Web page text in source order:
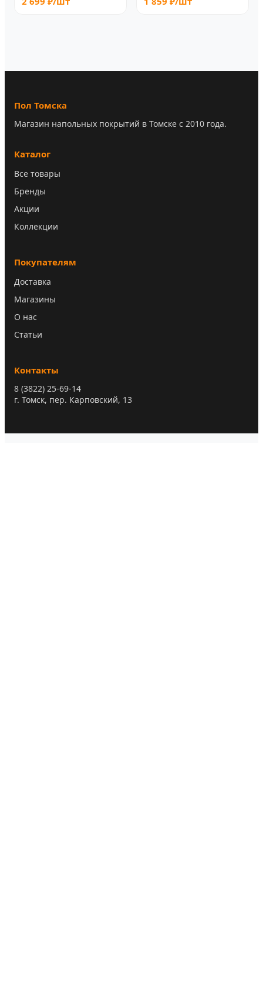
Пол Томска
Магазин напольных покрытий в Томске с 2010 года.
Каталог
Все товары
Бренды
Акции
Коллекции
Покупателям
Доставка
Магазины
О нас
Статьи
Контакты
8 (3822) 25-69-14
г. Томск, пер. Карповский, 13